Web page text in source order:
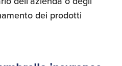
dei prodotti